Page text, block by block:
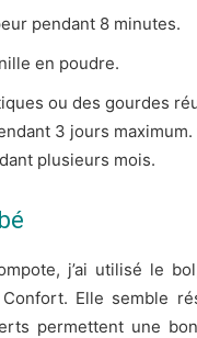
pendant 8 minutes.
en poudre.
ou des gourdes
3 jours
plusieurs mois.
j’ai utilisé le
Elle semble
permettent une